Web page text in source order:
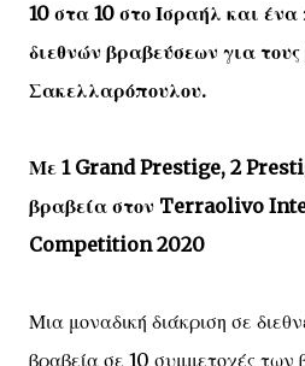
10 στα 10 στο Ισραήλ και
διεθνών βραβεύσεων για τους
Σακελλαρόπουλου.
Με 1 Grand Prestige, 2
βραβεία στον Terraolivo
Competition 2020
Μια μοναδική διάκριση σε
βραβεία σε 10 συμμετοχές των